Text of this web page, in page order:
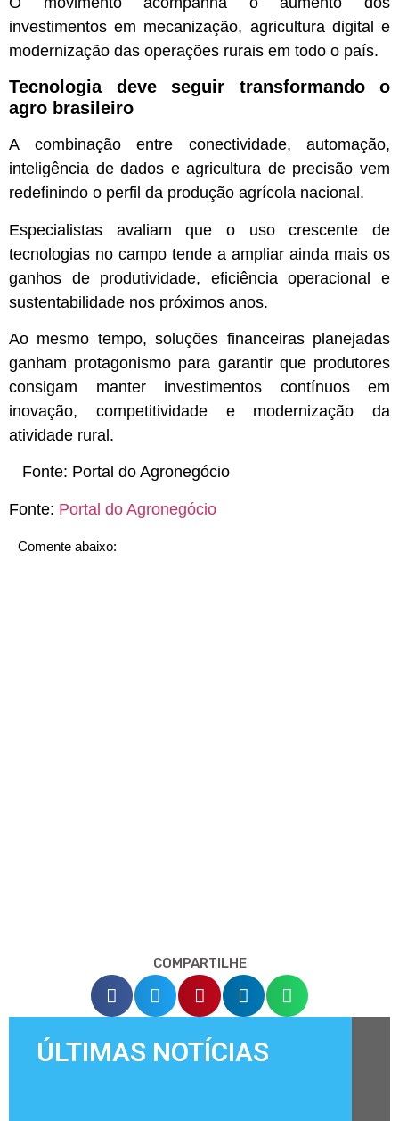
investimentos em mecanização, agricultura digital e
modernização das operações rurais em todo o país.
Tecnologia deve seguir transformando o
agro brasileiro
A combinação entre conectividade, automação,
inteligência de dados e agricultura de precisão vem
redefinindo o perfil da produção agrícola nacional.
Especialistas avaliam que o uso crescente de
tecnologias no campo tende a ampliar ainda mais os
ganhos de produtividade, eficiência operacional e
sustentabilidade nos próximos anos.
Ao mesmo tempo, soluções financeiras planejadas
ganham protagonismo para garantir que produtores
consigam manter investimentos contínuos em
inovação, competitividade e modernização da
atividade rural.
Fonte: Portal do Agronegócio
Fonte: Portal do Agronegócio
Comente abaixo:
COMPARTILHE
ÚLTIMAS NOTÍCIAS